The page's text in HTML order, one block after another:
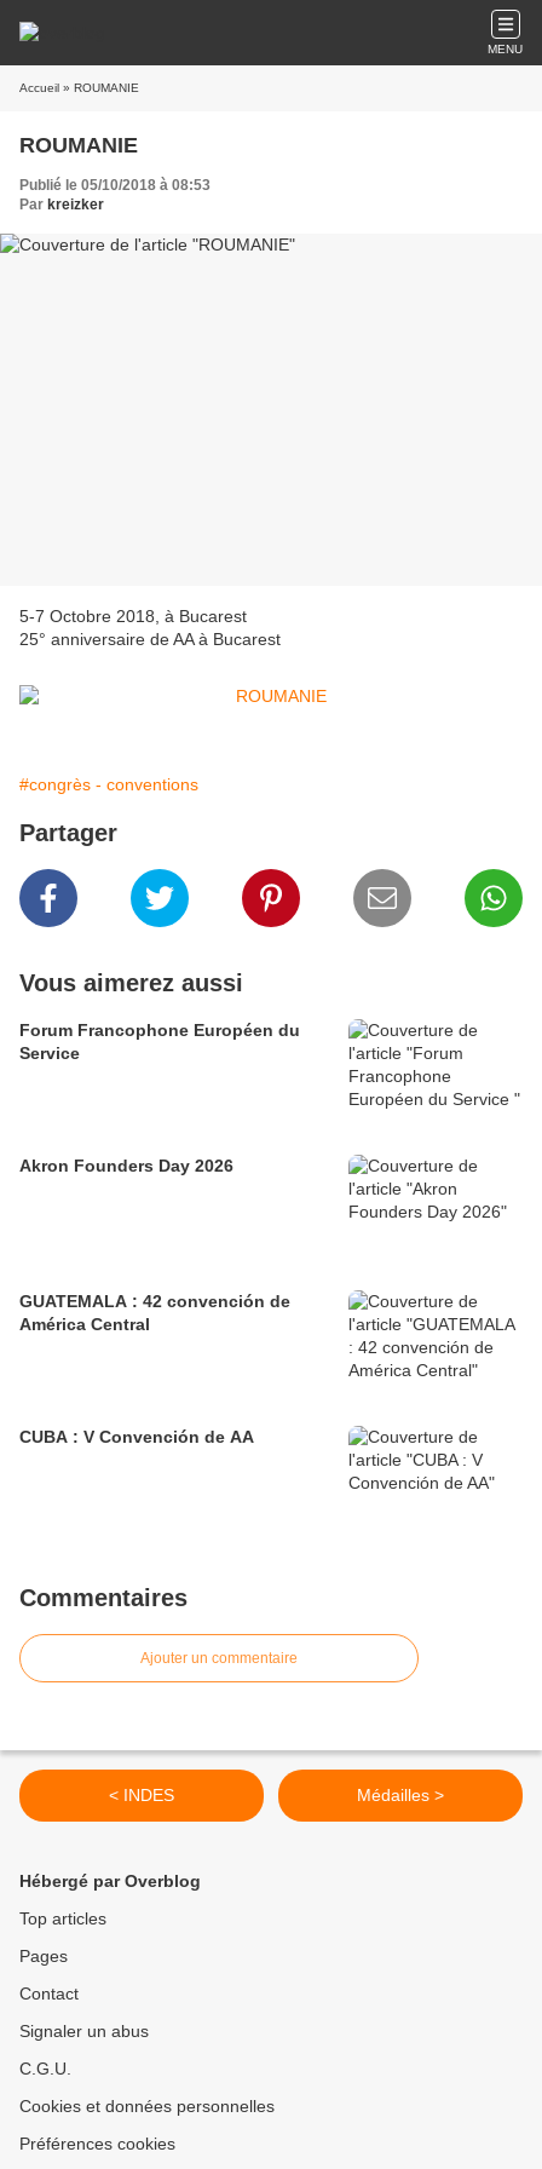
MENU
Accueil » ROUMANIE
ROUMANIE
Publié le 05/10/2018 à 08:53
Par kreizker
5-7 Octobre 2018, à Bucarest
25° anniversaire de AA à Bucarest
#congrès - conventions
Partager
Vous aimerez aussi
Forum Francophone Européen du
Service
Akron Founders Day 2026
GUATEMALA : 42 convención de
América Central
CUBA : V Convención de AA
Commentaires
Ajouter un commentaire
< INDES Médailles >
Hébergé par Overblog
Top articles
Pages
Contact
Signaler un abus
C.G.U.
Cookies et données personnelles
Préférences cookies